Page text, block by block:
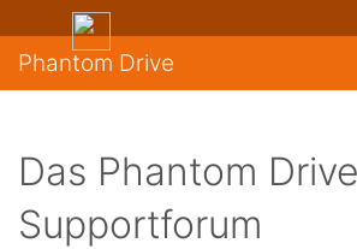
Phantom Drive
Das Phantom Drive
Supportforum